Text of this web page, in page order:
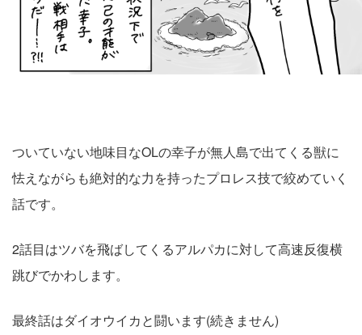
ついていない地味目なOLの幸子が無人島で出てくる獣に
怯えながらも絶対的な力を持ったプロレス技で絞めていく
話です。
2話目はツバを飛ばしてくるアルパカに対して高速反復横
跳びでかわします。
最終話はダイオウイカと闘います(続きません)